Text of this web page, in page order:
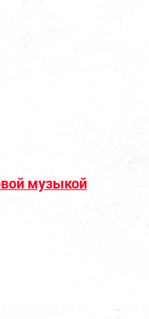
музыкой